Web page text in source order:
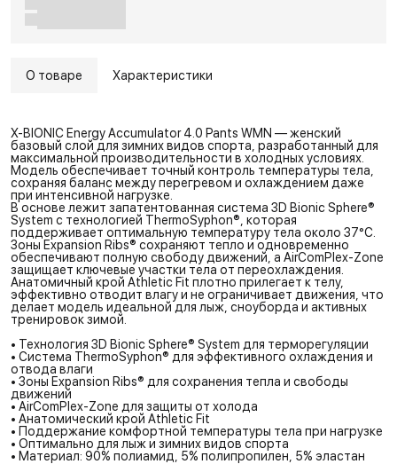
О товаре Характеристики
X-BIONIC Energy Accumulator 4.0 Pants WMN — женский
базовый слой для зимних видов спорта, разработанный для
максимальной производительности в холодных условиях.
Модель обеспечивает точный контроль температуры тела,
сохраняя баланс между перегревом и охлаждением даже
при интенсивной нагрузке.
В основе лежит запатентованная система 3D Bionic Sphere®
System с технологией ThermoSyphon®, которая
поддерживает оптимальную температуру тела около 37°C.
Зоны Expansion Ribs® сохраняют тепло и одновременно
обеспечивают полную свободу движений, а AirComPlex-Zone
защищает ключевые участки тела от переохлаждения.
Анатомичный крой Athletic Fit плотно прилегает к телу,
эффективно отводит влагу и не ограничивает движения, что
делает модель идеальной для лыж, сноуборда и активных
тренировок зимой.
• Технология 3D Bionic Sphere® System для терморегуляции
• Система ThermoSyphon® для эффективного охлаждения и
отвода влаги
• Зоны Expansion Ribs® для сохранения тепла и свободы
движений
• AirComPlex-Zone для защиты от холода
• Анатомический крой Athletic Fit
• Поддержание комфортной температуры тела при нагрузке
• Оптимально для лыж и зимних видов спорта
• Материал: 90% полиамид, 5% полипропилен, 5% эластан